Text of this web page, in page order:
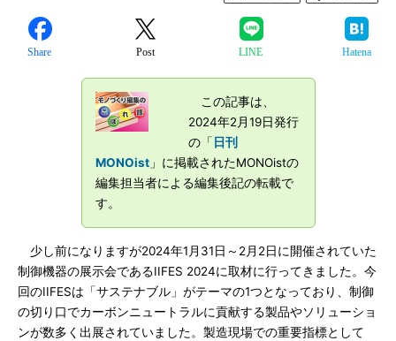
Share Post LINE Hatena
この記事は、
2024年2月19日発行
の「 日刊
MONOist」に掲載されたMONOistの
編集担当者による編集後記の転載で
す。
少し前になりますが2024年1月31日～2月2日に開催されていた
制御機器の展示会であるIIFES 2024に取材に行ってきました。今
回のIIFESは「サステナブル」がテーマの1つとなっており、制御
の切り口でカーボンニュートラルに貢献する製品やソリューショ
ンが数多く出展されていました。製造現場での重要指標として